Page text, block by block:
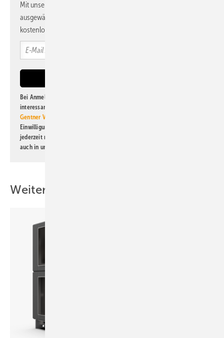
Mit unserem Newsletter erhalten Sie regelmäßig von uns
ausgewählte Informationen und Neuigkeiten, gebündelt und
kostenlos direkt ins Postfach.
Bei Anmeldung zu diesem Newsletter bin ich damit einverstanden, über
interessante Verlags- und Online-Angebote
Gentner Verlag GmbH & Co. KG
Einwilligung kann ich jederzeit widerrufen und eine Abmeldung ist
jederzeit möglich. Informationen zum Umgang mit Daten finden Sie
auch in unserer
Weitere Inhalte